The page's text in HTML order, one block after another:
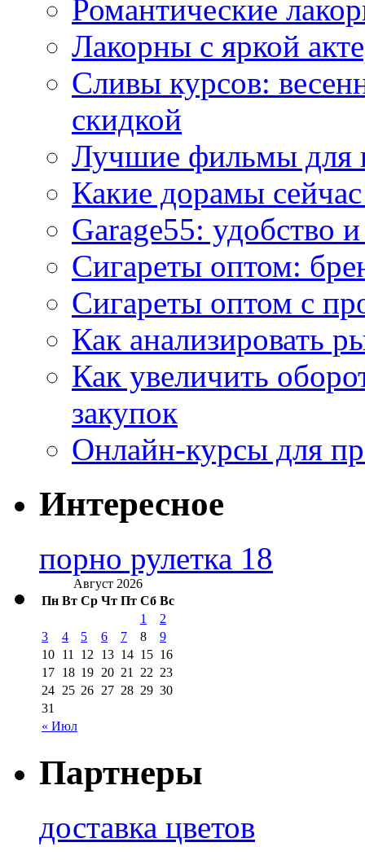
Романтические
Лакорны с яркой
Сливы курсов:
скидкой
Лучшие фильмы для
Какие дорамы
Garage55: удобство
Сигареты оптом:
Сигареты оптом с
Как анализировать
Как увеличить
закупок
Онлайн-курсы для
Интересное
порно рулетка 18
Август 2026
Пн Вт Ср Чт Пт Сб Вс
« Июл
1
2
3
4 5 6 7 8
9
10 11 12 13 14 15 16
17 18 19 20 21 22 23
24 25 26 27 28 29 30
31
Партнеры
доставка цветов